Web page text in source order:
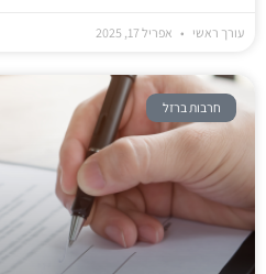
עורך ראשי אפריל 17, 2025
חרבות ברזל